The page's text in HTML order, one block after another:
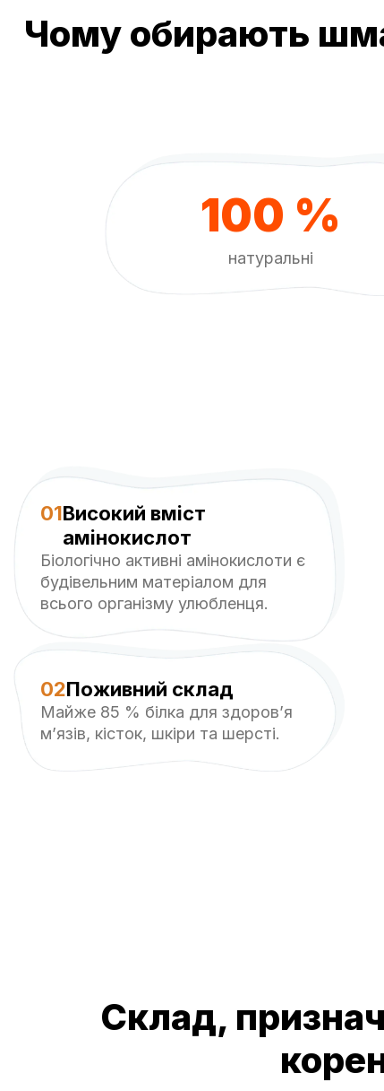
Чому обирають
01Високий вміст
амінокислот
Біологічно активні амінокислоти є
будівельним матеріалом для
всього організму улюбленця.
02Поживний склад
Майже 85 % білка для здоров’я
м’язів, кісток, шкіри та шерсті.
100 %
натуральні
Склад,